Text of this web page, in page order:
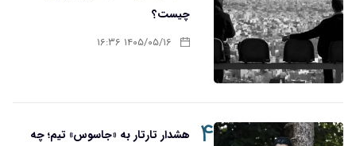
چیست؟
۱۴۰۵/۰۵/۱۶ ۱۶:۳۶
۴
هشدار تارتار به «جاسوس» تیم؛ چه